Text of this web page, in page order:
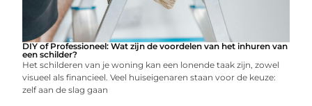
DIY of Professioneel: Wat zijn de voordelen van het inhuren van
een schilder?
Het schilderen van je woning kan een lonende taak zijn, zowel
visueel als financieel. Veel huiseigenaren staan voor de keuze:
zelf aan de slag gaan